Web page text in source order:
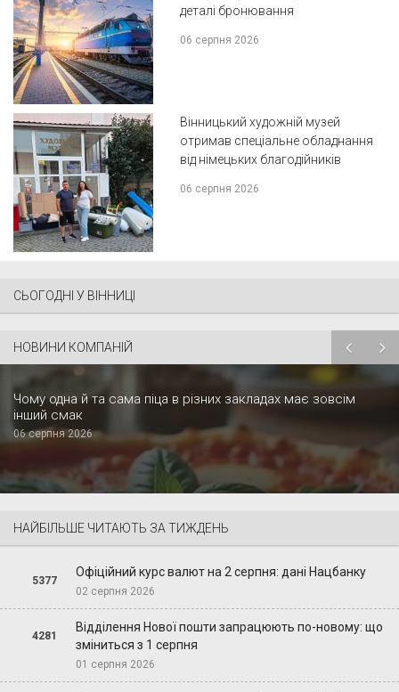
деталі бронювання
06 серпня 2026
Вінницький художній музей
отримав спеціальне обладнання
від німецьких благодійників
06 серпня 2026
СЬОГОДНІ У ВІННИЦІ
НОВИНИ КОМПАНІЙ
Чому одна й та сама піца в різних закладах має зовсім
інший смак
06 серпня 2026
НАЙБІЛЬШЕ ЧИТАЮТЬ ЗА ТИЖДЕНЬ
5377
Офіційний курс валют на 2 серпня: дані Нацбанку
02 серпня 2026
4281
Відділення Нової пошти запрацюють по-новому: що
зміниться з 1 серпня
01 серпня 2026